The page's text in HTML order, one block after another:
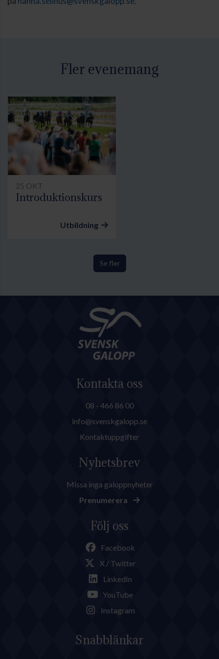
Fler evenemang
25 OKT
Introduktionskurs
Utbildning
Se fler
Kontakta oss
08 - 466 86 00
info@svenskgalopp.se
Kontaktuppgifter
Nyhetsbrev
Missa inga galoppnyheter
Prenumerera
Följ oss
Facebook
X / Twitter
LinkedIn
YouTube
Instagram
Snabblänkar